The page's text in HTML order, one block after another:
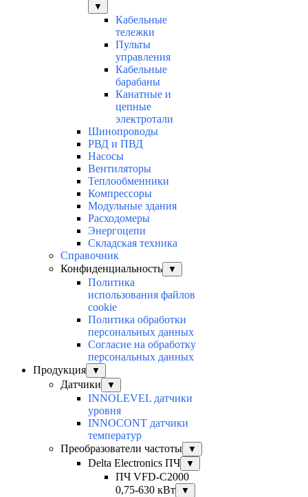
▼
Кабельные
тележки
Пульты
управления
Кабельные
барабаны
Канатные и
цепные
электротали
Шинопроводы
РВД и ПВД
Насосы
Вентиляторы
Теплообменники
Компрессоры
Модульные здания
Расходомеры
Энергоцепи
Складская техника
Справочник
Конфиденциальность
▼
Политика
использования файлов
cookie
Политика обработки
персональных данных
Согласие на обработку
персональных данных
Продукция
▼
Датчики ▼
INNOLEVEL датчики
уровня
INNOCONT датчики
температур
Преобразователи частоты
▼
Delta Electronics ПЧ ▼
ПЧ VFD-C2000
0,75-630 кВт
▼